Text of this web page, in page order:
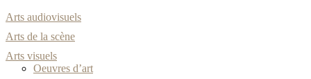
Arts audiovisuels
Arts de la scène
Arts visuels
Oeuvres d’art